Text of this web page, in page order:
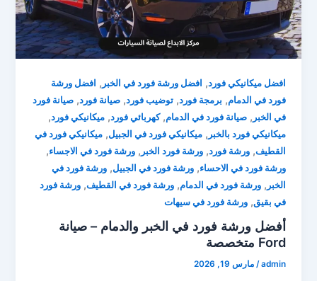
افضل ميكانيكي فورد, افضل ورشة فورد في الخبر , افضل ورشة
فورد في الدمام, برمجة فورد,توضيب فورد,صيانة فورد,صيانة فورد
في الخبر ,صيانة فورد في الدمام,كهربائي فورد,ميكانيكي فورد,
ميكانيكي فورد بالخبر ,ميكانيكي فورد في الجبيل,ميكانيكي فورد في
القطيف,ورشة فورد,ورشة فورد الخبر ,ورشة فورد في الاجساء,
ورشة فورد في الاحساء,ورشة فورد في الجبيل,ورشة فورد في
الخبر ,ورشة فورد في الدمام,ورشة فورد في القطيف,ورشة فورد
في بقيق,ورشة فورد في سيهات
أفضل ورشة فورد في الخبر والدمام – صيانة
Ford متخصصة
admin
/مارس 19, 2026